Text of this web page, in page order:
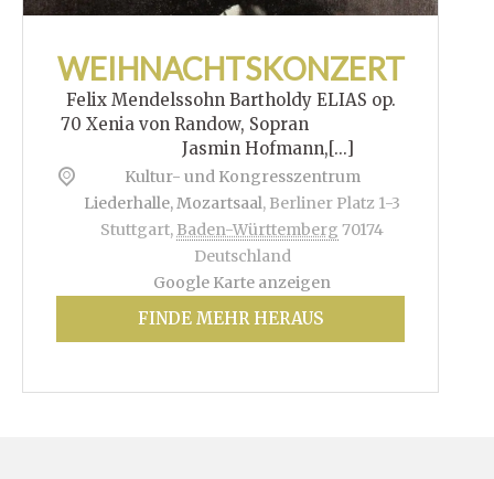
WEIHNACHTSKONZERT
Felix Mendelssohn Bartholdy ELIAS op.
70 Xenia von Randow, Sopran
Jasmin Hofmann,[...]
Kultur- und Kongresszentrum
Liederhalle, Mozartsaal, Berliner Platz 1-3
Stuttgart, Baden-Württemberg 70174
Deutschland
Google Karte anzeigen
FINDE MEHR HERAUS